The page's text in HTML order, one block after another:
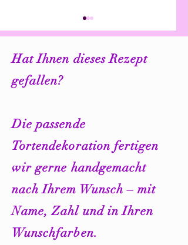
Torte Rezept
Hat Ihnen dieses Rezept
gefallen?
Die passende
Tortendekoration fertigen
wir gerne handgemacht
nach Ihrem Wunsch – mit
Name, Zahl und in Ihren
Wunschfarben.